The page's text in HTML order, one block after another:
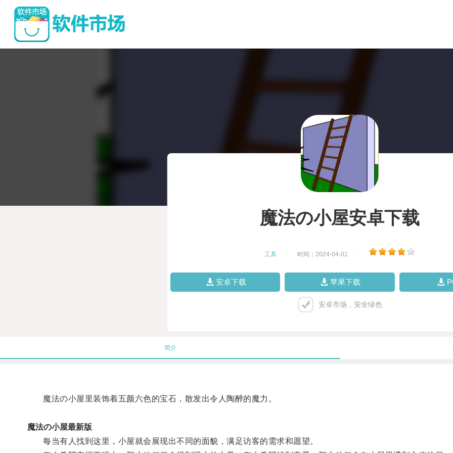
魔法の小屋安卓下载
工具 时间：2024-04-01
安卓下载 苹果下载
安卓市场，安全绿色
简介
魔法の小屋里装饰着五颜六色的宝石，散发出令人陶醉的魔力。
魔法の小屋最新版
每当有人找到这里，小屋就会展现出不同的面貌，满足访客的需求和愿望。